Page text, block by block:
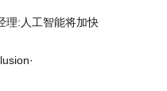
理:人工智能将加快